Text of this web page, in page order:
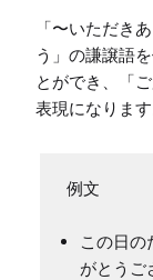
「〜いただき
う」の謙譲語
とができ、「
表現になります
この日の
がとうご